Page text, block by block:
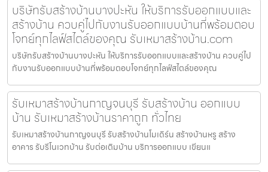
บริษัทรับสร้างบ้านบางปะหัน ให้บริการรับออกแบบและ
สร้างบ้าน ควบคู่ไปกับงานรับออกแบบบ้านที่พร้อมตอบ
โจทย์ทุกไลฟ์สไตล์ของคุณ รับเหมาสร้างบ้าน.com
บริษัทรับสร้างบ้านบางปะหัน ให้บริการรับออกแบบและสร้างบ้าน ควบคู่ไป
กับงานรับออกแบบบ้านที่พร้อมตอบโจทย์ทุกไลฟ์สไตล์ของคุณ
รับเหมาสร้างบ้านกาญจนบุรี รับสร้างบ้าน ออกแบบ
บ้าน รับเหมาสร้างบ้านราคาถูก ทั่วไทย
รับเหมาสร้างบ้านกาญจนบุรี รับสร้างบ้านโมเดิร์น สร้างบ้านหรู สร้าง
อาคาร รับรีโนเวทบ้าน รับต่อเติมบ้าน บริการออกแบบ เขียนแ